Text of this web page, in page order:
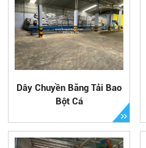
Dây Chuyền Băng Tải Bao
Bột Cá